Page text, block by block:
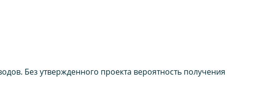
Без утвержденного проекта вероятность получения